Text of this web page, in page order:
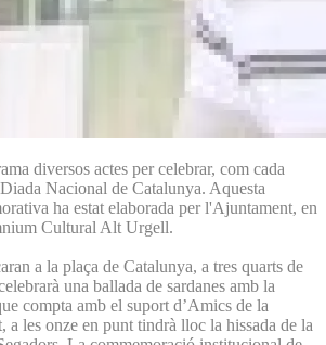
diversos actes per celebrar, com cada
Nacional de Catalunya. Aquesta
ha estat elaborada per l'Ajuntament, en
Cultural Alt Urgell.
a la plaça de Catalunya, a tres quarts de
una ballada de sardanes amb la
compta amb el suport d’Amics de la
a les onze en punt tindrà lloc la hissada de la